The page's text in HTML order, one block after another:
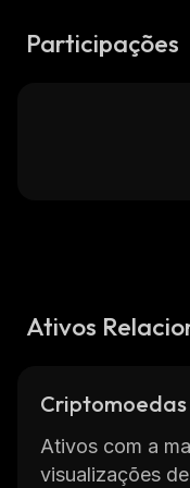
Participações
Ativos
Ativos com a
visualizações